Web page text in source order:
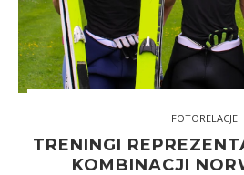
FOTORELACJE
TRENINGI
KOMBINACJI